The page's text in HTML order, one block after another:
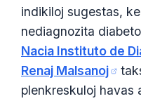
indikiloj sugestas,
nediagnozita
Nacia Instituto de
Renaj Malsanoj
plenkreskuloj havas